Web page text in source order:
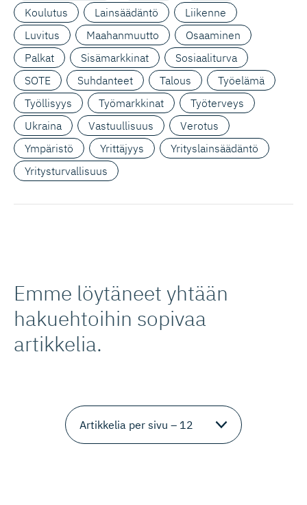
Koulutus
Lainsäädäntö
Liikenne
Luvitus
Maahanmuutto
Osaaminen
Palkat
Sisämarkkinat
Sosiaaliturva
SOTE
Suhdanteet Talous
Työelämä
Työllisyys
Työmarkkinat
Työterveys
Ukraina
Vastuullisuus
Verotus
Ympäristö
Yrittäjyys
Yrityslainsäädäntö
Yritysturvallisuus
Emme löytäneet yhtään
hakuehtoihin sopivaa
artikkelia.